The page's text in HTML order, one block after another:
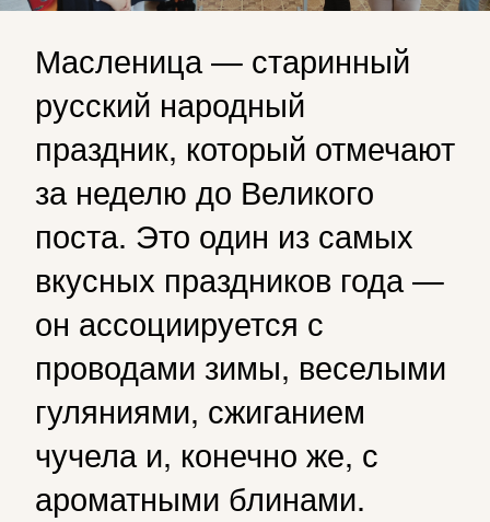
Масленица — старинный
русский народный
праздник, который отмечают
за неделю до Великого
поста. Это один из самых
вкусных праздников года —
он ассоциируется с
проводами зимы, веселыми
гуляниями, сжиганием
чучела и, конечно же, с
ароматными блинами.